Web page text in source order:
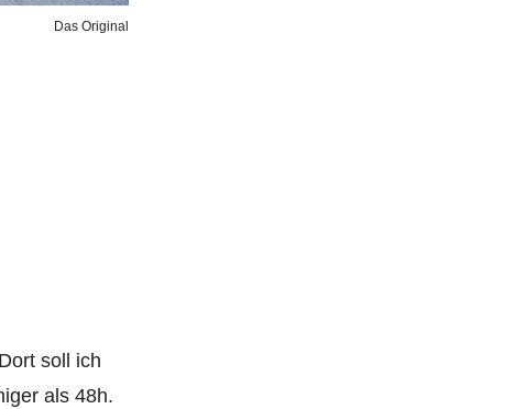
Das Original
soll ich
als 48h.